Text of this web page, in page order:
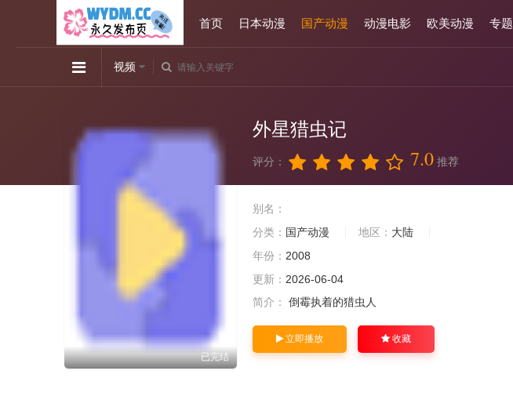
首页 日本动漫 国产动漫 动漫电影 欧美动漫 专题
视频
已完结
外星猎虫记
评分： 7.0 推荐
别名：
分类： 国产动漫 地区： 大陆
年份： 2008
更新： 2026-06-04
简介：
倒霉执着的猎虫人
立即播放 收藏